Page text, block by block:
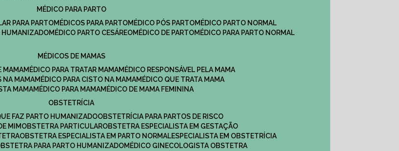
MÉDICO PARA PARTO
PARA PARTO MÉDICOS PARA PARTO MÉDICO PÓS PARTO
MÉDICO PARTO NORMAL
HUMANIZADO MÉDICO PARTO CESÁREO MÉDICO DE PARTO
MÉDICO PARA PARTO NORMAL
MÉDICOS DE MAMAS
MAMA MÉDICO PARA TRATAR MAMA
MÉDICO RESPONSÁVEL PELA MAMA
NA MAMA MÉDICO PARA CISTO NA MAMA
MÉDICO QUE TRATA MAMA
MAMA MÉDICO PARA MAMA
MÉDICO DE MAMA FEMININA
OBSTETRÍCIA
FAZ PARTO HUMANIZADO
OBSTETRÍCIA PARA PARTOS DE RISCO
MIM OBSTETRA PARTICULAR
OBSTETRA ESPECIALISTA EM GESTAÇÃO
OBSTETRA ESPECIALISTA EM PARTO NORMAL ESPECIALISTA EM OBSTETRÍCIA
PARA PARTO HUMANIZADO
MÉDICO GINECOLOGISTA OBSTETRA